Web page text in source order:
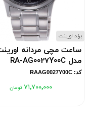
برند اورینت
ساعت مچی مردانه
مدل RA-AG0027Y00C
کد: RAAG0027Y00C
۷۱٬۷۰۰٬۰۰۰